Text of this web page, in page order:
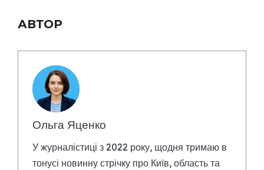
АВТОР
Ольга Яценко
У журналістиці з 2022 року, щодня тримаю в
тонусі новинну стрічку про Київ, область та